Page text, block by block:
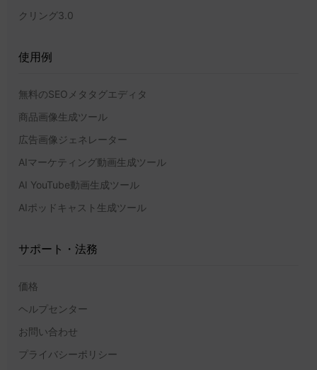
クリング3.0
使用例
無料のSEOメタタグエディタ
商品画像生成ツール
広告画像ジェネレーター
AIマーケティング動画生成ツール
AI YouTube動画生成ツール
AIポッドキャスト生成ツール
サポート・法務
価格
ヘルプセンター
お問い合わせ
プライバシーポリシー